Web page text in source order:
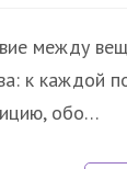
между
к каждой
обо…